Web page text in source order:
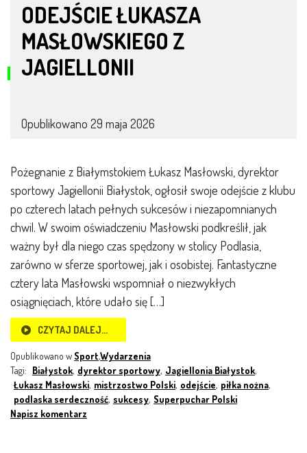
ODEJŚCIE ŁUKASZA
MASŁOWSKIEGO Z
JAGIELLONII
Opublikowano 29 maja 2026
Pożegnanie z Białymstokiem Łukasz Masłowski, dyrektor
sportowy Jagiellonii Białystok, ogłosił swoje odejście z klubu
po czterech latach pełnych sukcesów i niezapomnianych
chwil. W swoim oświadczeniu Masłowski podkreślił, jak
ważny był dla niego czas spędzony w stolicy Podlasia,
zarówno w sferze sportowej, jak i osobistej. Fantastyczne
cztery lata Masłowski wspomniał o niezwykłych
osiągnięciach, które udało się […]
CZYTAJ DALEJ…
Opublikowano w Sport,Wydarzenia
Tagi: Białystok, dyrektor sportowy, Jagiellonia Białystok,
Łukasz Masłowski, mistrzostwo Polski, odejście, piłka nożna,
podlaska serdeczność, sukcesy, Superpuchar Polski
Napisz komentarz